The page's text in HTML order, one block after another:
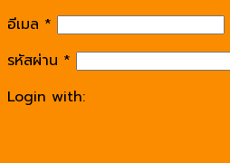
อีเมล *
รหัสผ่าน *
Login with: